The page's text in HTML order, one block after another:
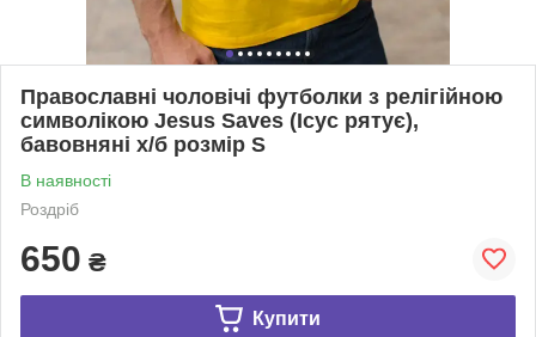
Православні чоловічі футболки з релігійною
символікою Jesus Saves (Ісус рятує),
бавовняні х/б розмір S
В наявності
Роздріб
650 ₴
Купити